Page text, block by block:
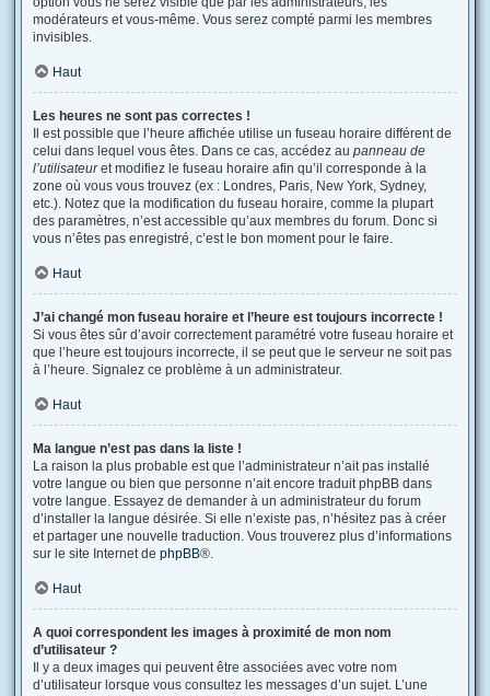
modérateurs et vous-même. Vous serez compté parmi les membres
invisibles.
Haut
Les heures ne sont pas correctes !
Il est possible que l’heure affichée utilise un fuseau horaire différent de
celui dans lequel vous êtes. Dans ce cas, accédez au panneau de
l’utilisateuret modifiez le fuseau horaire afin qu’il corresponde à la
zone où vous vous trouvez (ex : Londres, Paris, New York, Sydney,
etc.). Notez que la modification du fuseau horaire, comme la plupart
des paramètres, n’est accessible qu’aux membres du forum. Donc si
vous n’êtes pas enregistré, c’est le bon moment pour le faire.
Haut
J’ai changé mon fuseau horaire et l’heure est toujours incorrecte !
Si vous êtes sûr d’avoir correctement paramétré votre fuseau horaire et
que l’heure est toujours incorrecte, il se peut que le serveur ne soit pas
à l’heure. Signalez ce problème à un administrateur.
Haut
Ma langue n’est pas dans la liste !
La raison la plus probable est que l’administrateur n’ait pas installé
votre langue ou bien que personne n’ait encore traduit phpBB dans
votre langue. Essayez de demander à un administrateur du forum
d’installer la langue désirée. Si elle n’existe pas, n’hésitez pas à créer
et partager une nouvelle traduction. Vous trouverez plus d’informations
sur le site Internet de phpBB®.
Haut
A quoi correspondent les images à proximité de mon nom
d’utilisateur ?
Il y a deux images qui peuvent être associées avec votre nom
d’utilisateur lorsque vous consultez les messages d’un sujet. L’une